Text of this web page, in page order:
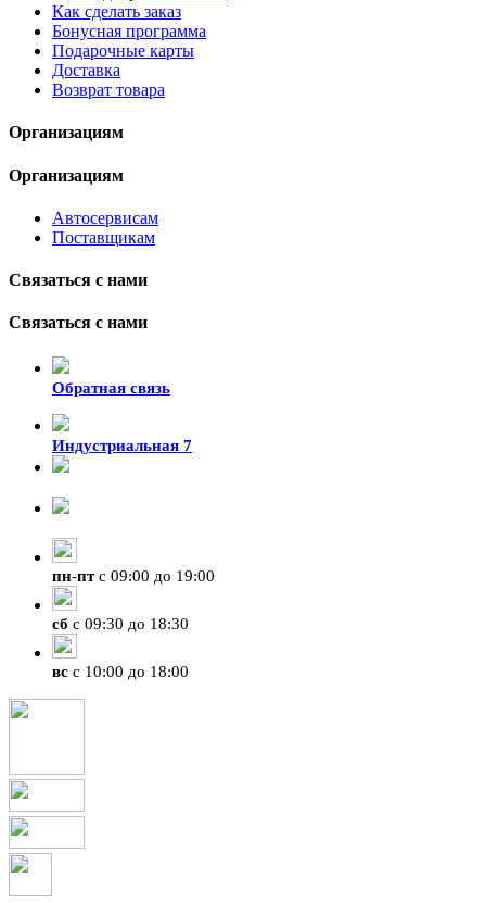
Как сделать заказ
Бонусная программа
Подарочные карты
Доставка
Возврат товара
Организациям
Организациям
Автосервисам
Поставщикам
Связаться с нами
Связаться с нами
Обратная связь
Индустриальная 7
пн-птс 09:00 до 19:00
сб с 09:30 до 18:30
вс с 10:00 до 18:00